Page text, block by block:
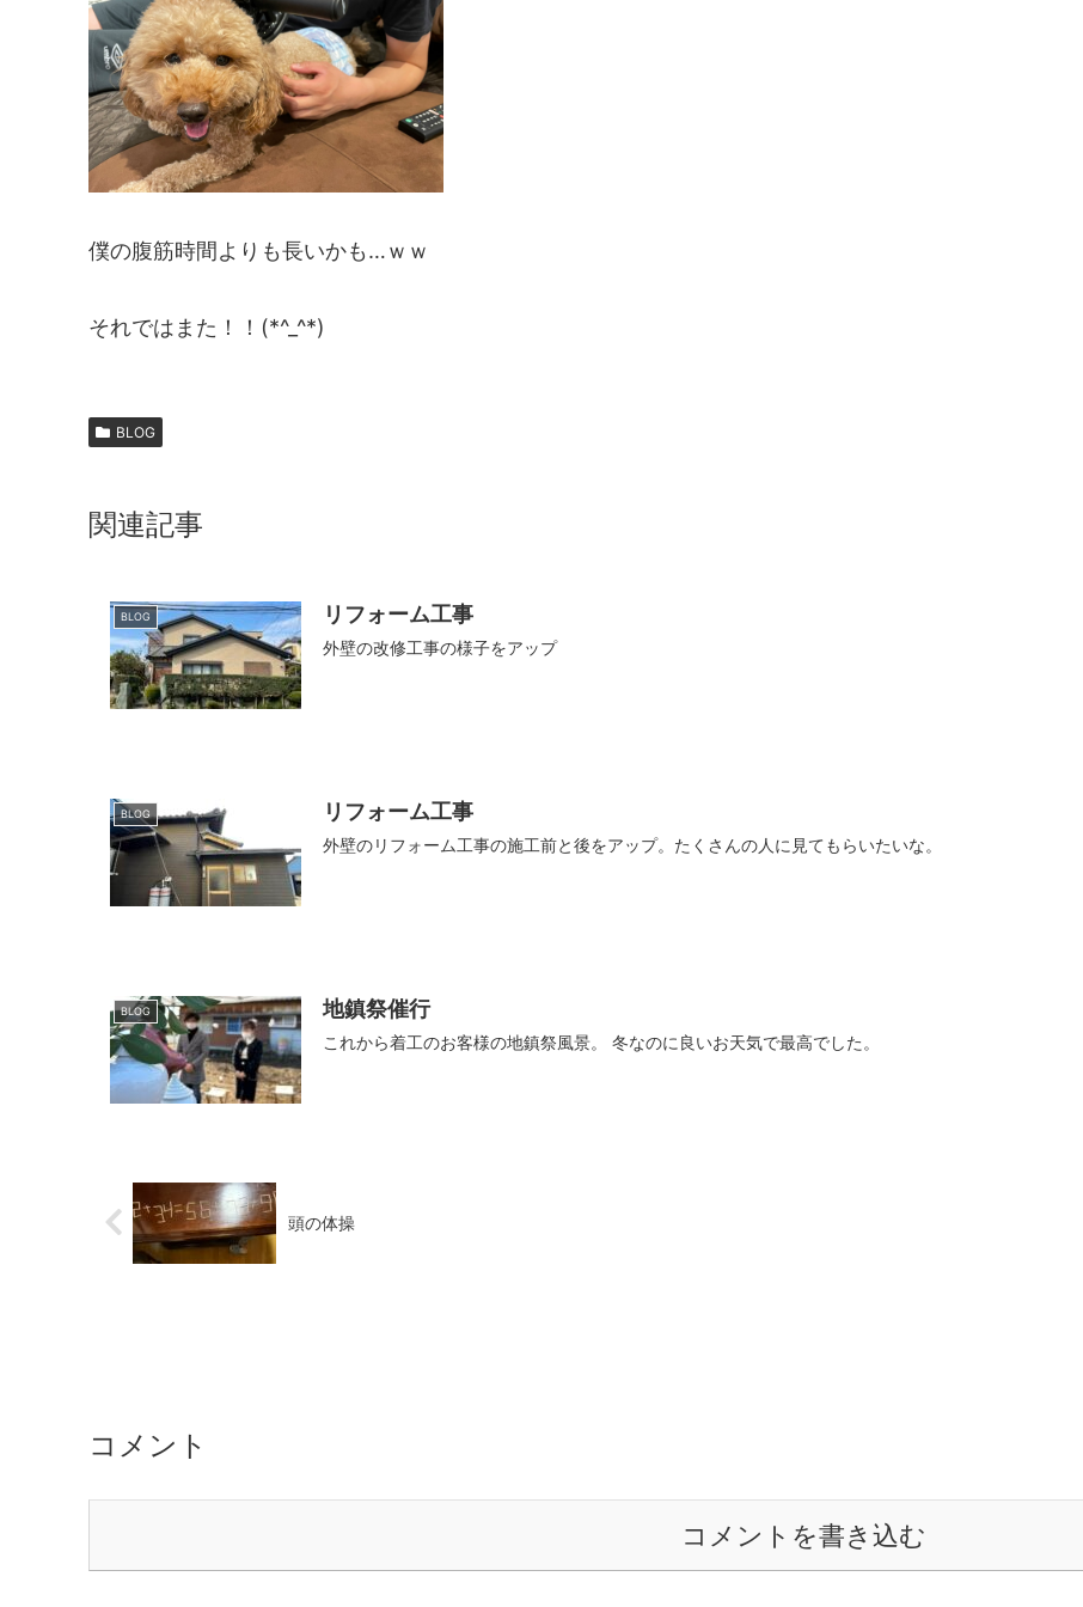
僕の腹筋時間よりも長いかも…ｗｗ
それではまた！！(*^_^*)
BLOG
関連記事
BLOG リフォーム工事
外壁の改修工事の様子をアップ
BLOG リフォーム工事
外壁のリフォーム工事の施工前と後をアップ。たくさんの人に見てもらいたいな。
BLOG 地鎮祭催行
これから着工のお客様の地鎮祭風景。 冬なのに良いお天気で最高でした。
頭の体操
コメント
コメントを書き込む